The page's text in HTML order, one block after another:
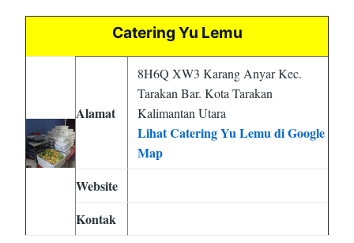
Catering Yu Lemu
Alamat
8H6Q XW3 Karang Anyar Kec.
Tarakan Bar. Kota Tarakan
Kalimantan Utara
Lihat Catering Yu Lemu di Google
Map
Website
Kontak